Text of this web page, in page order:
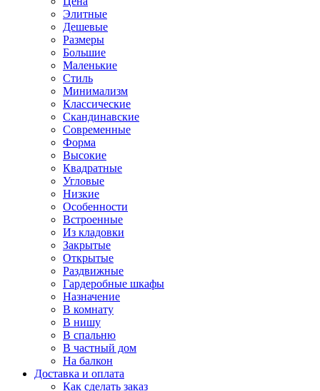
Элитные
Дешевые
Размеры
Большие
Маленькие
Стиль
Минимализм
Классические
Скандинавские
Современные
Форма
Высокие
Квадратные
Угловые
Низкие
Особенности
Встроенные
Из кладовки
Закрытые
Открытые
Раздвижные
Гардеробные шкафы
Назначение
В комнату
В нишу
В спальню
В частный дом
На балкон
Доставка и оплата
Как сделать заказ